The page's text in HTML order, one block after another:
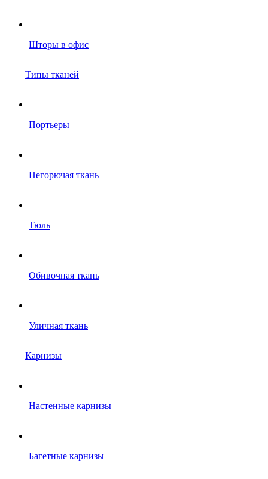
Шторы в офис
Типы тканей
Портьеры
Негорючая ткань
Тюль
Обивочная ткань
Уличная ткань
Карнизы
Настенные карнизы
Багетные карнизы